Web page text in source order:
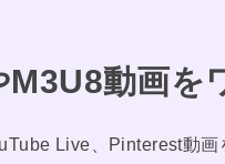
動画を
Live、Pinterest動